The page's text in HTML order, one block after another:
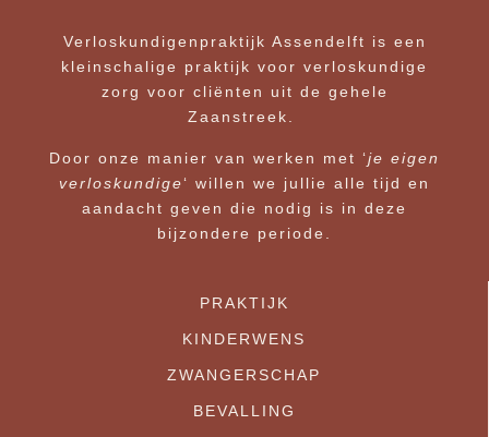
Verloskundigenpraktijk Assendelft is een
kleinschalige praktijk voor verloskundige
zorg voor cliënten uit de gehele
Zaanstreek.
Door onze manier van werken met ‘je eigen
verloskundige‘ willen we jullie alle tijd en
aandacht geven die nodig is in deze
bijzondere periode.
PRAKTIJK
KINDERWENS
ZWANGERSCHAP
BEVALLING